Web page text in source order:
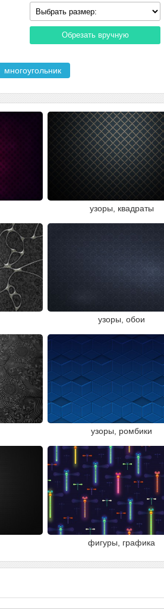
Обрезать вручную
многоугольник
узоры, квадраты
узоры, обои
узоры, ромбики
фигуры, графика